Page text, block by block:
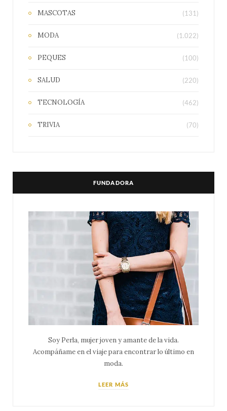
MASCOTAS (131)
MODA (1.022)
PEQUES (100)
SALUD (220)
TECNOLOGÍA (462)
TRIVIA (70)
FUNDADORA
Soy Perla, mujer joven y amante de la vida.
Acompáñame en el viaje para encontrar lo último en
moda.
LEER MÁS